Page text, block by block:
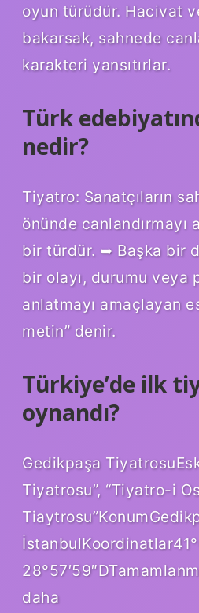
oyun türüdür. Hacivat
bakarsak, sahnede
karakteri yansıtırlar.
Türk
nedir?
Tiyatro: Sanatçıların
önünde canlandırmayı
bir türdür. ➥ Başka bir
bir olayı, durumu veya
anlatmayı amaçlayan
metin” denir.
Türkiye’de ilk
oynandı?
Gedikpaşa
Tiyatrosu”, “Tiyatro-i
daha